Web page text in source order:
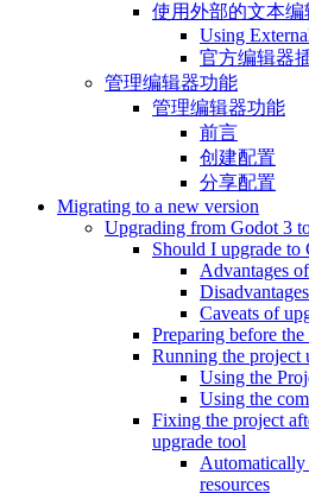
使用外部的文本编
Using
官方编辑器
管理编辑器功能
管理编辑器功能
前言
创建配置
分享配置
Migrating to a new version
Upgrading from Godot 3
Should I upgrade to
Advantages
Caveats of
Preparing before
Running the project
Using the
Using the
Fixing the project
upgrade tool
Automatically
resources